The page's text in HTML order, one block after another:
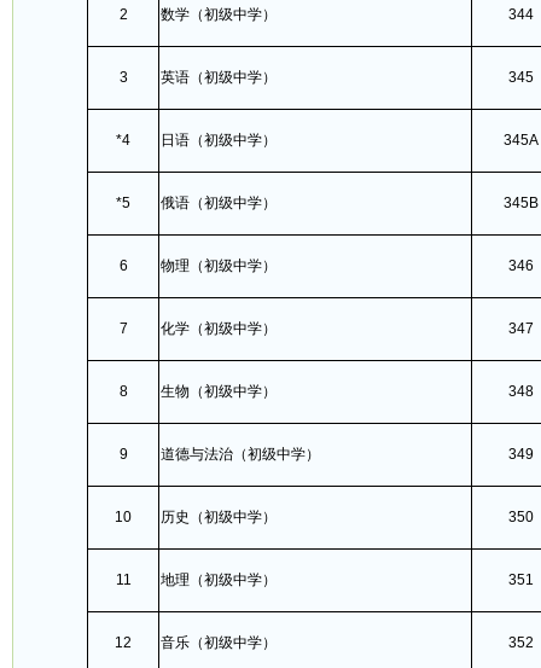
2 数学（初级中学） 344
3 英语（初级中学） 345
*4 日语（初级中学） 345A
*5 俄语（初级中学） 345B
6 物理（初级中学） 346
7 化学（初级中学） 347
8 生物（初级中学） 348
9 道德与法治（初级中学） 349
10 历史（初级中学） 350
11 地理（初级中学） 351
12 音乐（初级中学） 352